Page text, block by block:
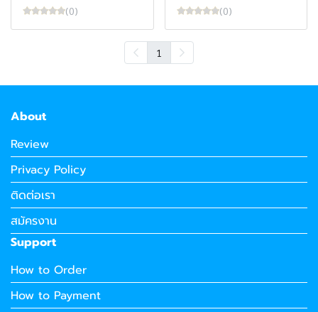
(0) (0)
1
About
Review
Privacy Policy
ติดต่อเรา
สมัครงาน
Support
How to Order
How to Payment